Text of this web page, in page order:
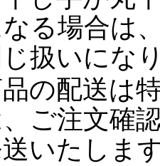
る場合は
じ扱いにな
の配送は
ご注文確
いたしま